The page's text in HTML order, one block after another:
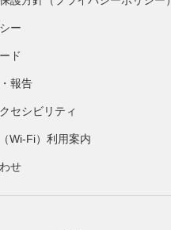
ー
ド
報告
セシビリティ
Wi-Fi）利用案内
せ